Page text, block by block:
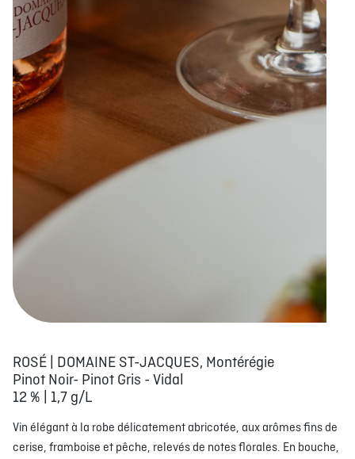
ROSÉ | DOMAINE ST-JACQUES, Montérégie
Pinot Noir- Pinot Gris - Vidal
12 % | 1,7 g/L
Vin élégant à la robe délicatement abricotée, aux arômes fins de
cerise, framboise et pêche, relevés de notes florales. En bouche,